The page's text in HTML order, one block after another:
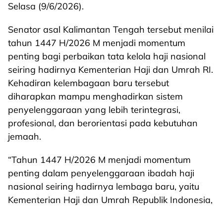
Selasa (9/6/2026).
Senator asal Kalimantan Tengah tersebut menilai
tahun 1447 H/2026 M menjadi momentum
penting bagi perbaikan tata kelola haji nasional
seiring hadirnya Kementerian Haji dan Umrah RI.
Kehadiran kelembagaan baru tersebut
diharapkan mampu menghadirkan sistem
penyelenggaraan yang lebih terintegrasi,
profesional, dan berorientasi pada kebutuhan
jemaah.
“Tahun 1447 H/2026 M menjadi momentum
penting dalam penyelenggaraan ibadah haji
nasional seiring hadirnya lembaga baru, yaitu
Kementerian Haji dan Umrah Republik Indonesia,